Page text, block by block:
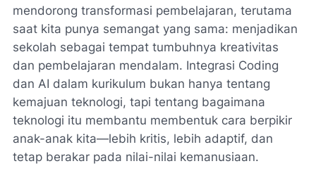
mendorong transformasi pembelajaran, terutama
saat kita punya semangat yang sama: menjadikan
sekolah sebagai tempat tumbuhnya kreativitas
dan pembelajaran mendalam. Integrasi Coding
dan AI dalam kurikulum bukan hanya tentang
kemajuan teknologi, tapi tentang bagaimana
teknologi itu membantu membentuk cara berpikir
anak-anak kita—lebih kritis, lebih adaptif, dan
tetap berakar pada nilai-nilai kemanusiaan.